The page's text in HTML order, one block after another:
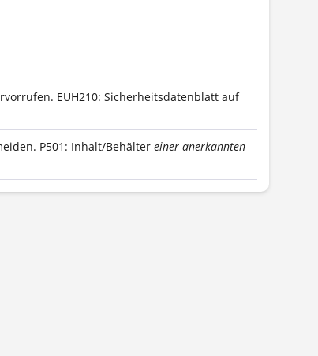
EUH210: Sicherheitsdatenblatt auf
P501: Inhalt/Behälter einer anerkannten